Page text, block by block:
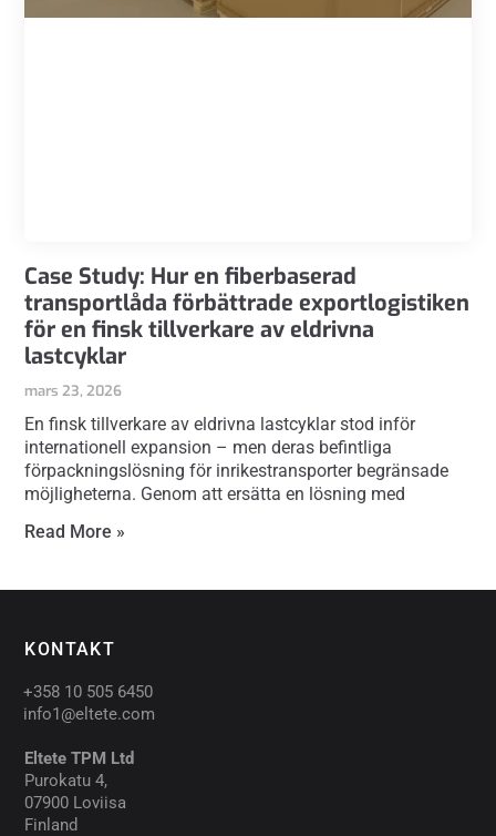
Case Study: Hur en fiberbaserad
transportlåda förbättrade exportlogistiken
för en finsk tillverkare av eldrivna
lastcyklar
mars 23, 2026
En finsk tillverkare av eldrivna lastcyklar stod inför
internationell expansion – men deras befintliga
förpackningslösning för inrikestransporter begränsade
möjligheterna. Genom att ersätta en lösning med
Read More »
KONTAKT
+358 10 505 6450
info1@eltete.com
Eltete TPM Ltd
Purokatu 4,
07900 Loviisa
Finland